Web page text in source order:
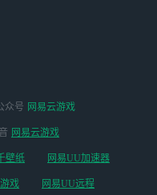
众号 网易云游戏
网易云游戏
壁纸 网易UU加速器
戏 网易UU远程